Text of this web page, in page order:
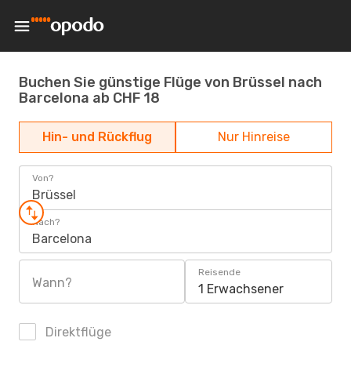
Buchen Sie günstige Flüge von Brüssel nach
Barcelona ab CHF 18
Hin- und Rückflug Nur Hinreise
Von?
Brüssel
Nach?
Barcelona
Wann?
Reisende
1 Erwachsener
Direktflüge